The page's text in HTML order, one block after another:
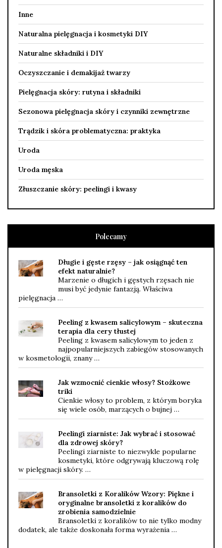
Inne
Naturalna pielęgnacja i kosmetyki DIY
Naturalne składniki i DIY
Oczyszczanie i demakijaż twarzy
Pielęgnacja skóry: rutyna i składniki
Sezonowa pielęgnacja skóry i czynniki zewnętrzne
Trądzik i skóra problematyczna: praktyka
Uroda
Uroda męska
Złuszczanie skóry: peelingi i kwasy
Polecamy
Długie i gęste rzęsy – jak osiągnąć ten
efekt naturalnie?
Marzenie o długich i gęstych rzęsach nie
musi być jedynie fantazją. Właściwa
pielęgnacja …
Peeling z kwasem salicylowym – skuteczna
terapia dla cery tłustej
Peeling z kwasem salicylowym to jeden z
najpopularniejszych zabiegów stosowanych
w kosmetologii, znany …
Jak wzmocnić cienkie włosy? Stożkowe
triki
Cienkie włosy to problem, z którym boryka
się wiele osób, marzących o bujnej …
Peelingi ziarniste: Jak wybrać i stosować
dla zdrowej skóry?
Peelingi ziarniste to niezwykle popularne
kosmetyki, które odgrywają kluczową rolę
w pielęgnacji skóry. …
Bransoletki z Koralików Wzory: Piękne i
oryginalne bransoletki z koralików do
zrobienia samodzielnie
Bransoletki z koralików to nie tylko modny
dodatek, ale także doskonała forma wyrażenia …